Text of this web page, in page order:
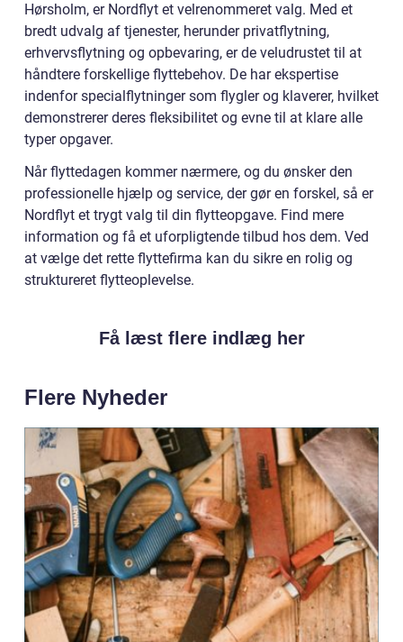
Hørsholm, er Nordflyt et velrenommeret valg. Med et
bredt udvalg af tjenester, herunder privatflytning,
erhvervsflytning og opbevaring, er de veludrustet til at
håndtere forskellige flyttebehov. De har ekspertise
indenfor specialflytninger som flygler og klaverer, hvilket
demonstrerer deres fleksibilitet og evne til at klare alle
typer opgaver.
Når flyttedagen kommer nærmere, og du ønsker den
professionelle hjælp og service, der gør en forskel, så er
Nordflyt et trygt valg til din flytteopgave. Find mere
information og få et uforpligtende tilbud hos dem. Ved
at vælge det rette flyttefirma kan du sikre en rolig og
struktureret flytteoplevelse.
Få læst flere indlæg her
Flere Nyheder